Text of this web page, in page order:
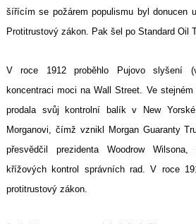
šířícím se požárem populismu byl donucen
Protitrustový zákon. Pak šel po Standard Oil
V roce 1912 proběhlo Pujovo slyšení
koncentraci moci na Wall Street. Ve
prodala svůj kontrolní balík v New
Morganovi, čímž vznikl Morgan Guaranty
přesvědčil prezidenta Woodrow
křížových kontrol správních rad. V roce
protitrustový zákon.